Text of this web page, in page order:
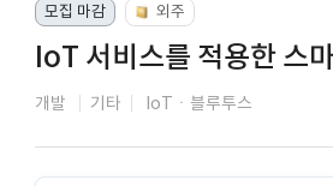
모집 마감 외주
IoT 서비스를 적용한 스
개발 기타 IoTㆍ블루투스